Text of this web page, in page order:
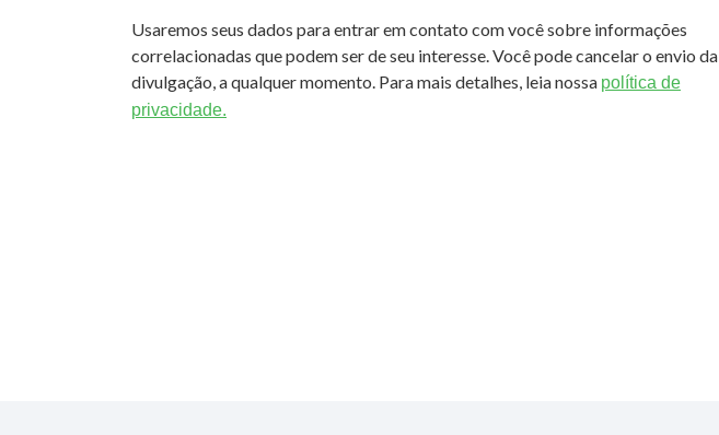
Usaremos seus dados para entrar em contato com você sobre informações
correlacionadas que podem ser de seu interesse. Você pode cancelar o envio da
divulgação, a qualquer momento. Para mais detalhes, leia nossa política de
privacidade.